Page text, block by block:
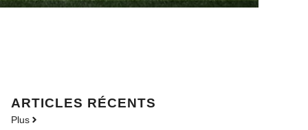
ARTICLES RÉCENTS
Plus